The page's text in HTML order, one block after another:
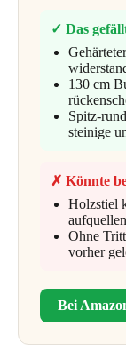
✓ Das
130 cm
Spitz-
steinige
✗ Könnte
Holzstiel
aufquellen
Ohne
vorher
Bei